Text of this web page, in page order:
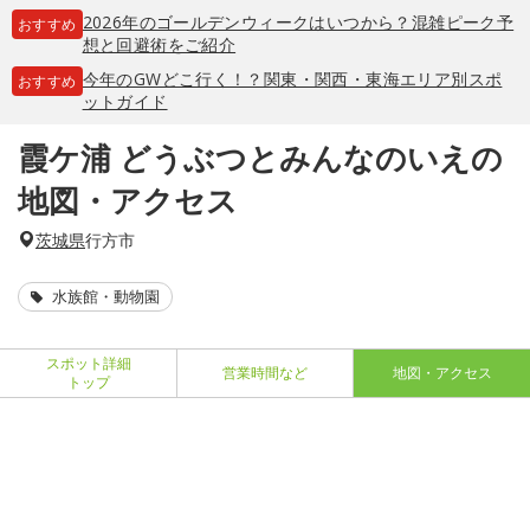
おすすめ 2026年のゴールデンウィークはいつから？混雑ピーク予
想と回避術をご紹介
おすすめ 今年のGWどこ行く！？関東・関西・東海エリア別スポ
ットガイド
霞ケ浦 どうぶつとみんなのいえの
地図・アクセス
茨城県行方市
水族館・動物園
スポット詳細
トップ
営業時間など 地図・アクセス